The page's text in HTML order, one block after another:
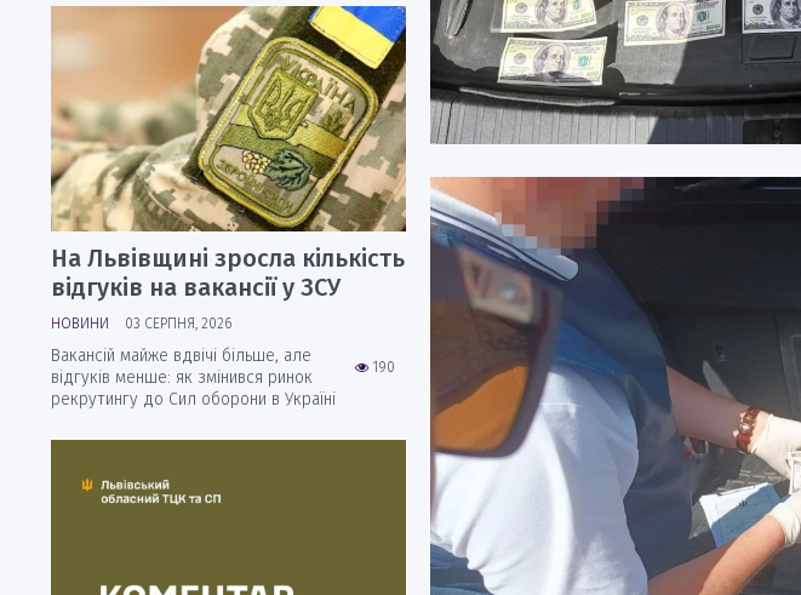
На Львівщині зросла кількість
відгуків на вакансії у ЗСУ
НОВИНИ 03 СЕРПНЯ, 2026
190
Вакансій майже вдвічі більше, але
відгуків менше: як змінився ринок
рекрутингу до Сил оборони в Україні